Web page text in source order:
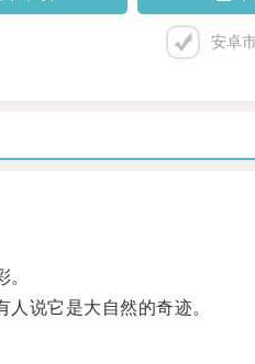
安卓
说它是大自然的奇迹。